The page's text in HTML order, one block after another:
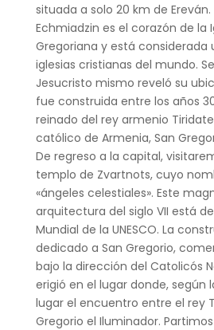
situada a solo 20 km de
Echmiadzin es el corazón de la
Gregoriana y está considerada
iglesias cristianas del mundo.
Jesucristo mismo reveló su
fue construida entre los años
reinado del rey armenio
católico de Armenia, San
De regreso a la capital,
templo de Zvartnots, cuyo
«ángeles celestiales». Este
arquitectura del siglo VII está
Mundial de la UNESCO. La
dedicado a San Gregorio,
bajo la dirección del Catolicós
erigió en el lugar donde, según
lugar el encuentro entre el rey
Gregorio el Iluminador.